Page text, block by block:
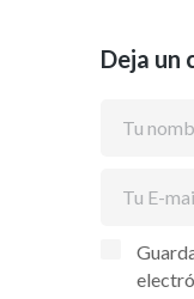
Deja un